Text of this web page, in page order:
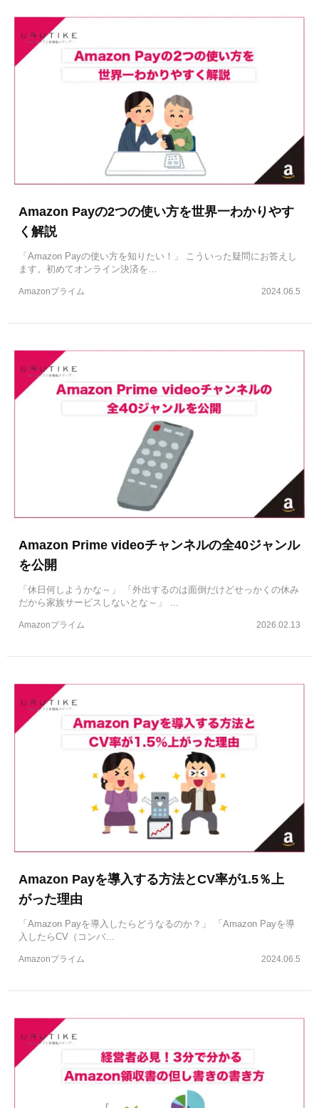
Amazon Payの2つの使い方を世界一わかりやす
く解説
「Amazon Payの使い方を知りたい！」 こういった疑問にお答えし
ます。初めてオンライン決済を…
2024.06.5
Amazonプライム
Amazon Prime videoチャンネルの全40ジャンル
を公開
「休日何しようかな～」 「外出するのは面倒だけどせっかくの休み
だから家族サービスしないとな～」 …
2026.02.13
Amazonプライム
Amazon Payを導入する方法とCV率が1.5％上
がった理由
「Amazon Payを導入したらどうなるのか？」 「Amazon Payを導
入したらCV（コンバ…
2024.06.5
Amazonプライム